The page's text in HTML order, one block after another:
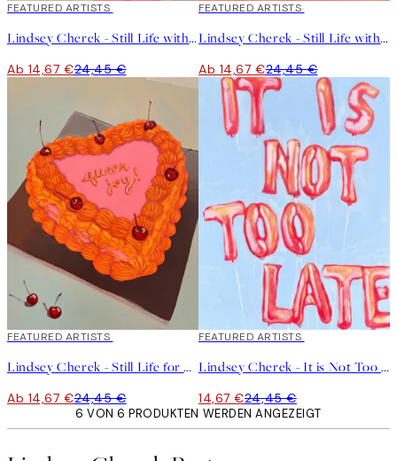
40%*
FEATURED ARTISTS
Lindsey Cherek - Still Life with Fake Cake Poster
Ab 14,67 €24,45 €
40%*
FEATURED ARTISTS
Lindsey Cherek - Still Life with Hockney Book Poster
Ab 14,67 €24,45 €
40%*
FEATURED ARTISTS
Lindsey Cherek - Still Life for Another Birthday Poster
Ab 14,67 €24,45 €
40%*
FEATURED ARTISTS
Lindsey Cherek - It is Not Too Late Poster
14,67 €24,45 €
6 VON 6 PRODUKTEN WERDEN ANGEZEIGT